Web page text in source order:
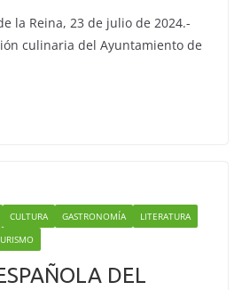
la Reina, 23 de julio de 2024.-
culinaria del Ayuntamiento de
CULTURA GASTRONOMÍA
LITERATURA
DEL